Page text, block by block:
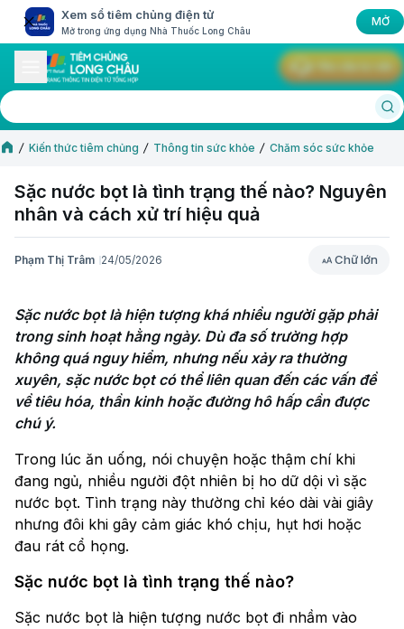
Xem sổ tiêm chủng điện tử
Mở trong ứng dụng Nhà Thuốc Long Châu
MỞ
Kiến thức tiêm chủng Thông tin sức khỏe Chăm sóc sức khỏe
Sặc nước bọt là tình trạng thế nào? Nguyên
nhân và cách xử trí hiệu quả
Phạm Thị Trâm 24/05/2026 Chữ lớn
Chữ lớn
Sặc nước bọt là hiện tượng khá nhiều người gặp phải
trong sinh hoạt hằng ngày. Dù đa số trường hợp
không quá nguy hiểm, nhưng nếu xảy ra thường
xuyên, sặc nước bọt có thể liên quan đến các vấn đề
về tiêu hóa, thần kinh hoặc đường hô hấp cần được
chú ý.
Trong lúc ăn uống, nói chuyện hoặc thậm chí khi
đang ngủ, nhiều người đột nhiên bị ho dữ dội vì sặc
nước bọt. Tình trạng này thường chỉ kéo dài vài giây
nhưng đôi khi gây cảm giác khó chịu, hụt hơi hoặc
đau rát cổ họng.
Sặc nước bọt là tình trạng thế nào?
Sặc nước bọt là hiện tượng nước bọt đi nhầm vào